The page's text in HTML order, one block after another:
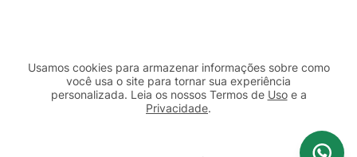
Usamos cookies para armazenar informações sobre como
você usa o site para tornar sua experiência
personalizada. Leia os nossos Termos de Usoe a
Privacidade.